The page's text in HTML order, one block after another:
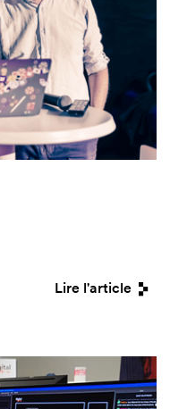
Lire l'article